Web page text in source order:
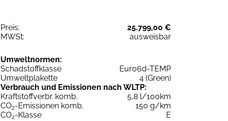
Preis:
25.799,00 €
MWSt:
ausweisbar
Umweltnormen:
Schadstoffklasse
Euro6d-TEMP
Umweltplakette
4 (Green)
Verbrauch und Emissionen nach WLTP:
Kraftstoffverbr. komb.
5,8 l/100km
CO2-Emissionen komb.
150 g/km
CO2-Klasse
E